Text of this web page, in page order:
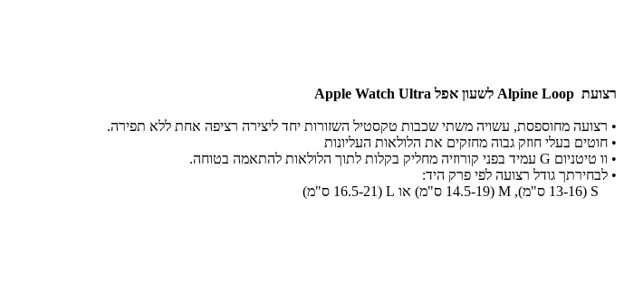
רצועת Alpine Loop לשעון אפל Apple Watch Ultra
• רצועה מחוספסת, עשויה משתי שכבות טקסטיל השזורות יחד ליצירה רציפה אחת ללא תפירה.
• חוטים בעלי חוזק גבוה מחזקים את הלולאות העליונות
• וו טיטניום G עמיד בפני קורוזיה מחליק בקלות לתוך הלולאות להתאמה בטוחה.
• לבחירתך גודל רצועה לפי פרק היד: